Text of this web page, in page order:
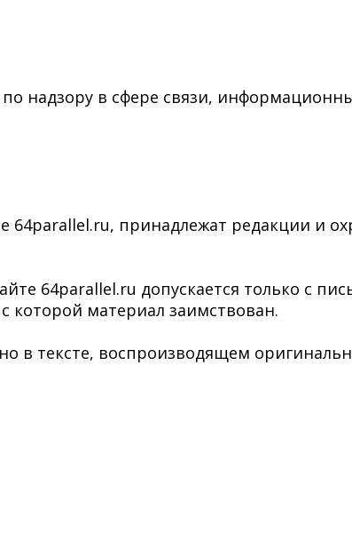
надзору в сфере связи,
принадлежат редакции и
64parallel.ru допускается только с
которой материал заимствован.
в тексте, воспроизводящем